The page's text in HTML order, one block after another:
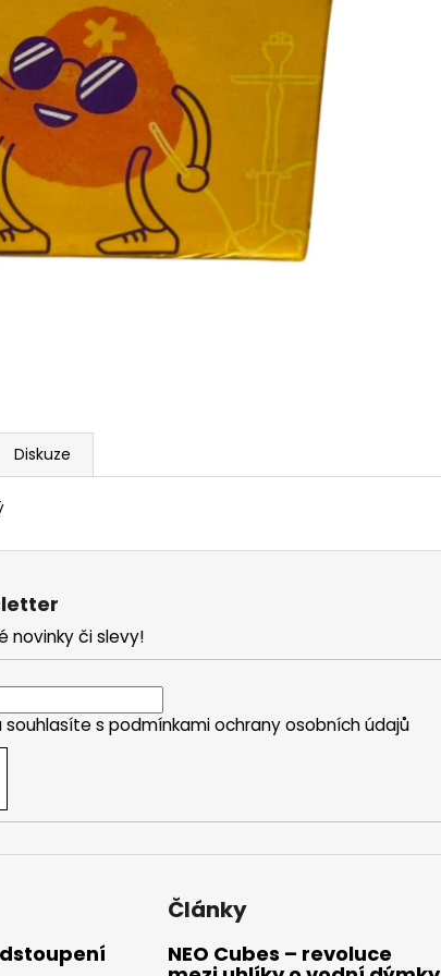
Diskuze
novinky či slevy!
souhlasíte s podmínkami ochrany osobních údajů
Články
NEO Cubes – revoluce